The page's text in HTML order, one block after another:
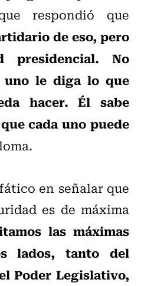
respondió que
de eso, pero
presidencial. No
uno le diga lo que
hacer. Él sabe
cada uno puede
en señalar que
es de máxima
las máximas
lados, tanto del
Poder Legislativo,